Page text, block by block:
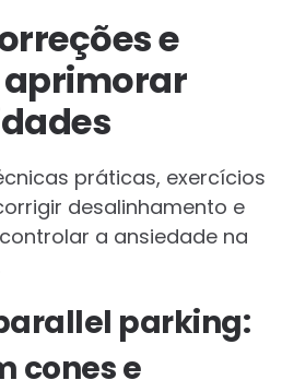
e
práticas, exercícios
desalinhamento e
a ansiedade na
parking:
cones e